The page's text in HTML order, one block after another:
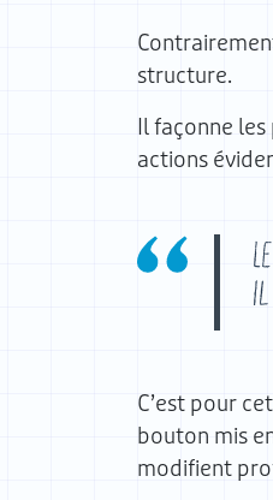
structure.
Il façonne
actions
C’est pour
bouton mis
modifient